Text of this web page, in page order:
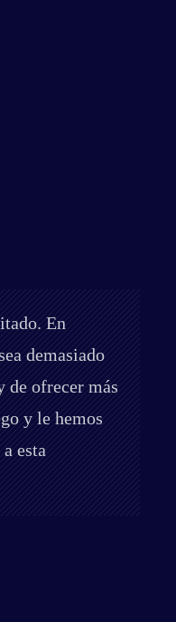
En
demasiado
de ofrecer más
y le hemos
esta